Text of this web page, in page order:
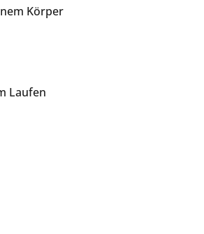
Körper
Laufen